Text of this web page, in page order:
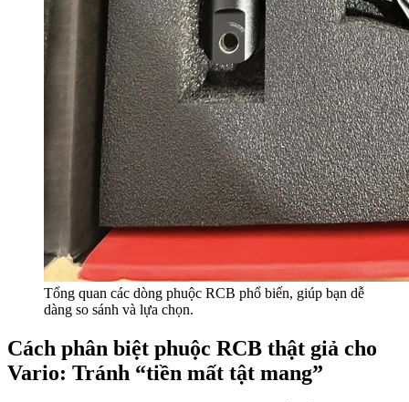
Tổng quan các dòng phuộc RCB phổ biến, giúp bạn dễ
dàng so sánh và lựa chọn.
Cách phân biệt phuộc RCB thật giả cho
Vario: Tránh “tiền mất tật mang”